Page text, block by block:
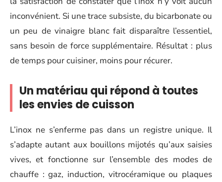
inconvénient. Si une trace subsiste, du bicarbonate ou
un peu de vinaigre blanc fait disparaître l’essentiel,
sans besoin de force supplémentaire. Résultat : plus
de temps pour cuisiner, moins pour récurer.
Un matériau qui répond à toutes
les envies de cuisson
L’inox ne s’enferme pas dans un registre unique. Il
s’adapte autant aux bouillons mijotés qu’aux saisies
vives, et fonctionne sur l’ensemble des modes de
chauffe : gaz, induction, vitrocéramique ou plaques